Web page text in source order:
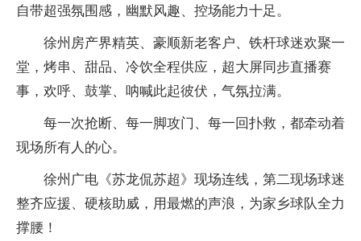
自带超强氛围感，幽默风趣、控场能力十足。
徐州房产界精英、豪顺新老客户、铁杆球迷欢聚一
堂，烤串、甜品、冷饮全程供应，超大屏同步直播赛
事，欢呼、鼓掌、呐喊此起彼伏，气氛拉满。
每一次抢断、每一脚攻门、每一回扑救，都牵动着
现场所有人的心。
徐州广电《苏龙侃苏超》现场连线，第二现场球迷
整齐应援、硬核助威，用最燃的声浪，为家乡球队全力
撑腰！